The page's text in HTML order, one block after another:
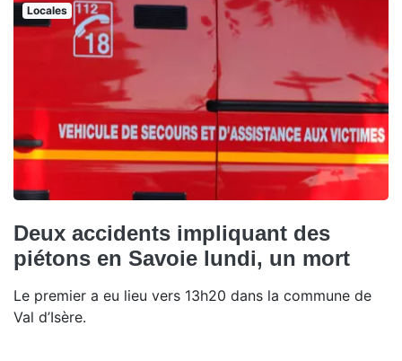
Locales
Deux accidents impliquant des
piétons en Savoie lundi, un mort
Le premier a eu lieu vers 13h20 dans la commune de
Val d’Isère.